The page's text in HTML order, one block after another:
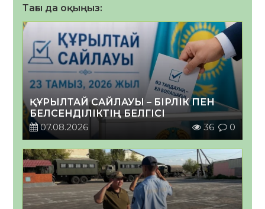
Тағы да оқыңыз:
ҚҰРЫЛТАЙ САЙЛАУЫ – БІРЛІК ПЕН
БЕЛСЕНДІЛІКТІҢ БЕЛГІСІ
07.08.2026
36 0